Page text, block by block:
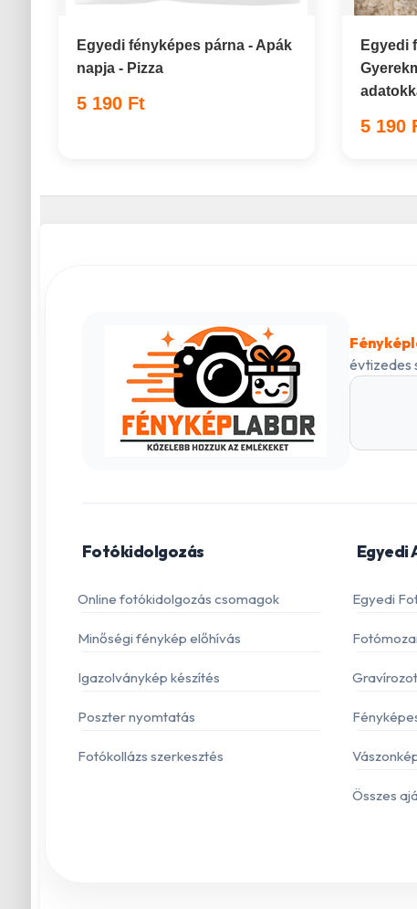
Egyedi fényképes párna - Apák
napja - Pizza
5 190 Ft
Egyedi
5 190
évtizedes
Fotókidolgozás
Online fotókidolgozás csomagok
Minőségi fénykép előhívás
Igazolványkép készítés
Poszter nyomtatás
Fotókollázs szerkesztés
Egyedi
Egyedi
Összes